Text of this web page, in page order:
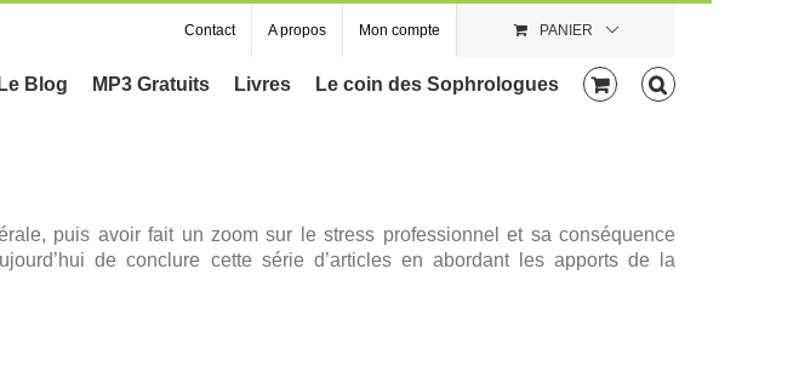
Contact A propos Mon compte PANIER
Le Blog MP3 Gratuits Livres Le coin des Sophrologues
puis avoir fait un zoom sur le stress professionnel et sa conséquence
de conclure cette série d’articles en abordant les apports de la